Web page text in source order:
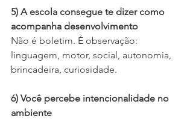
5) A escola consegue te dizer como
acompanha desenvolvimento
Não é boletim. É observação:
linguagem, motor, social, autonomia,
brincadeira, curiosidade.
6) Você percebe intencionalidade no
ambiente